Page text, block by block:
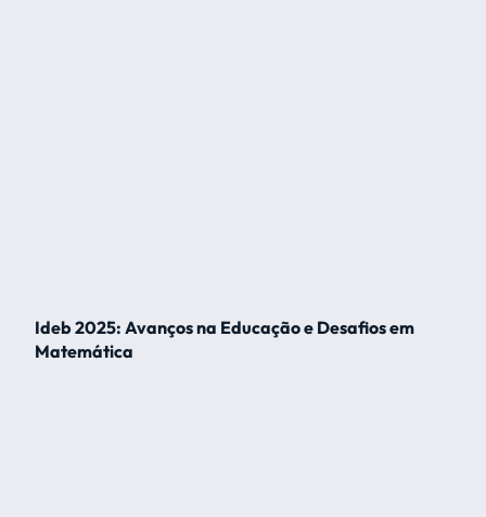
Ideb 2025: Avanços na Educação e Desafios em
Matemática